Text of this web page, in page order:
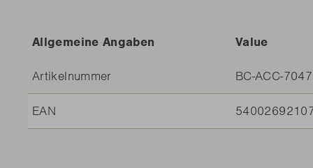
Allgemeine Angaben Value
Artikelnummer BC-ACC-7047
EAN